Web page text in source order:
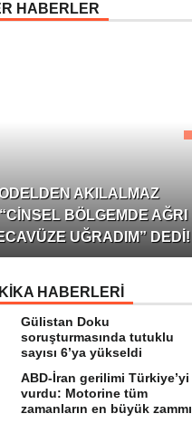
HABERLER
AKILALMAZ
BÖLGEMDE AĞRI
UĞRADIM” DEDI!
HABERLERİ
Gülistan Doku
soruşturmasında tutuklu
sayısı 6’ya yükseldi
ABD-İran gerilimi Türkiye’yi
vurdu: Motorine tüm
zamanların en büyük zammı